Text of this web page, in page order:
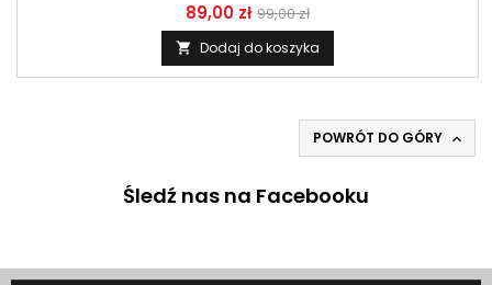
89,00 zł 99,00 zł
 Dodaj do koszyka
POWRÓT DO GÓRY 
Śledź nas na Facebooku